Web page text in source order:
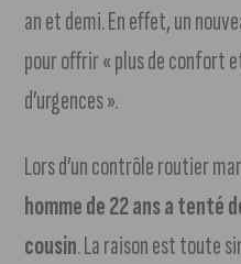
an et demi. En effet, un
pour offrir « plus de confort
d’urgences ».
Lors d’un contrôle routier
homme de 22 ans a tenté
cousin. La raison est toute